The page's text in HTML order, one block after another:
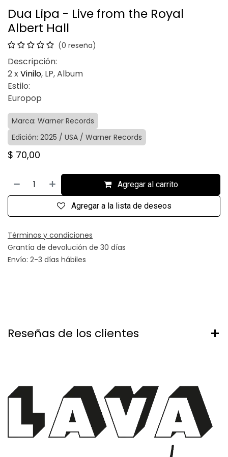
Dua Lipa - Live from the Royal
Albert Hall
(0 reseña)
Descripción:
2 xVinilo, LP, Album
Estilo:
Europop
Marca: Warner Records
Edición: 2025 / USA / Warner Records
$ 70,00
Agregar al carrito
Agregar a la lista de deseos
Términos y condiciones
Grantía de devolución de 30 días
Envío: 2-3 días hábiles
Reseñas de los clientes